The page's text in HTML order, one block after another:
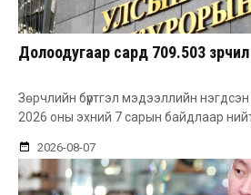
Долоодугаар сард 709.503
Зөрчлийн бүртгэл мэдээллийн
2026 оны эхний 7 сарын байдлаар
2026-08-07